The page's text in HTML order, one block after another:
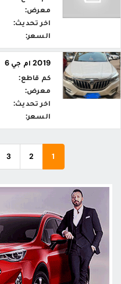
معرض:
اخر تحديث:
السعر:
2019 ام جي 6
كم قاطع:
معرض:
اخر تحديث:
السعر:
1
2
3